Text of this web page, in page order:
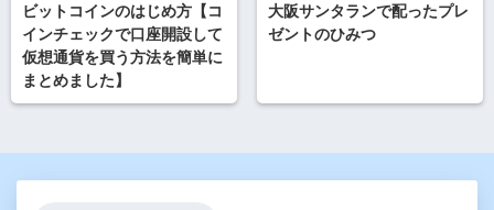
ビットコインのはじめ方【コ
インチェックで口座開設して
仮想通貨を買う方法を簡単に
まとめました】
大阪サンタランで配ったプレ
ゼントのひみつ